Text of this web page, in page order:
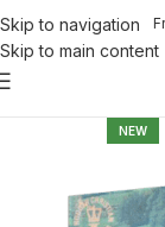
Skip to navigation
Skip to main content
NEW